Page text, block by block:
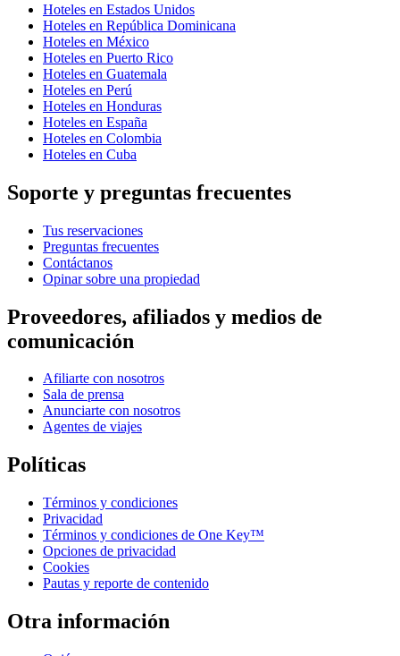
Hoteles en Estados Unidos
Hoteles en República Dominicana
Hoteles en México
Hoteles en Puerto Rico
Hoteles en Guatemala
Hoteles en Perú
Hoteles en Honduras
Hoteles en España
Hoteles en Colombia
Hoteles en Cuba
Soporte y preguntas frecuentes
Tus reservaciones
Preguntas frecuentes
Contáctanos
Opinar sobre una propiedad
Proveedores, afiliados y medios de
comunicación
Afiliarte con nosotros
Sala de prensa
Anunciarte con nosotros
Agentes de viajes
Políticas
Términos y condiciones
Privacidad
Términos y condiciones de One Key™
Opciones de privacidad
Cookies
Pautas y reporte de contenido
Otra información